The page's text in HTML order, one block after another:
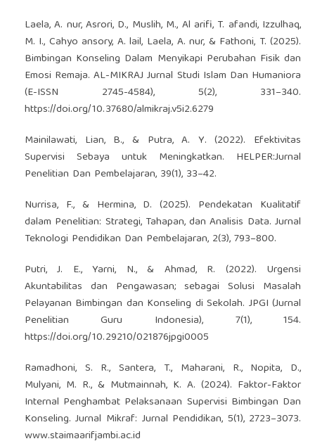
Laela, A. nur, Asrori, D., Muslih, M., Al arifi, T. afandi, Izzulhaq,
M. I., Cahyo ansory, A. lail, Laela, A. nur, & Fathoni, T. (2025).
Bimbingan Konseling Dalam Menyikapi Perubahan Fisik dan
Emosi Remaja. AL-MIKRAJ Jurnal Studi Islam Dan Humaniora
(E-ISSN 2745-4584), 5(2), 331–340.
https://doi.org/10.37680/almikraj.v5i2.6279
Mainilawati, Lian, B., & Putra, A. Y. (2022). Efektivitas
Supervisi Sebaya untuk Meningkatkan. HELPER:Jurnal
Penelitian Dan Pembelajaran, 39(1), 33–42.
Nurrisa, F., & Hermina, D. (2025). Pendekatan Kualitatif
dalam Penelitian: Strategi, Tahapan, dan Analisis Data. Jurnal
Teknologi Pendidikan Dan Pembelajaran, 2(3), 793–800.
Putri, J. E., Yarni, N., & Ahmad, R. (2022). Urgensi
Akuntabilitas dan Pengawasan; sebagai Solusi Masalah
Pelayanan Bimbingan dan Konseling di Sekolah. JPGI (Jurnal
Penelitian Guru Indonesia), 7(1), 154.
https://doi.org/10.29210/021876jpgi0005
Ramadhoni, S. R., Santera, T., Maharani, R., Nopita, D.,
Mulyani, M. R., & Mutmainnah, K. A. (2024). Faktor-Faktor
Internal Penghambat Pelaksanaan Supervisi Bimbingan Dan
Konseling. Jurnal Mikraf: Jurnal Pendidikan, 5(1), 2723–3073.
www.staimaarifjambi.ac.id